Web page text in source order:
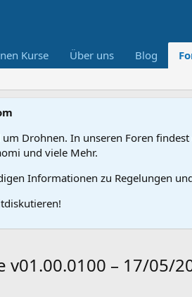
Kurse Über uns Blog
Drohnen. In unseren Foren
und viele Mehr.
Informationen zu Regelungen
v01.00.0100 – 17/05/